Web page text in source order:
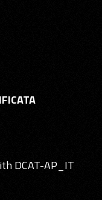
DCAT-AP_IT